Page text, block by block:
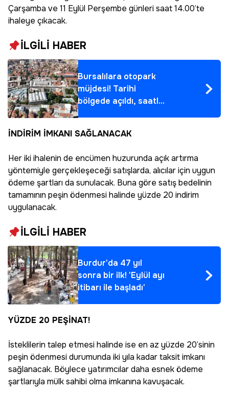
Çarşamba ve 11 Eylül Perşembe günleri saat 14.00’te
ihaleye çıkacak.
İLGİLİ HABER
Bursalılara otopark
müjdesi! Tarihi
bölgede açıldı, saatlik
ücret belli oldu
İNDİRİM İMKANI SAĞLANACAK
Her iki ihalenin de encümen huzurunda açık artırma
yöntemiyle gerçekleşeceği satışlarda, alıcılar için uygun
ödeme şartları da sunulacak. Buna göre satış bedelinin
tamamının peşin ödenmesi halinde yüzde 20 indirim
uygulanacak.
İLGİLİ HABER
Burdur'da 47 yıl
sonra bir ilk! 'Eylül ayı
itibarı ile başladı'
YÜZDE 20 PEŞİNAT!
İsteklilerin talep etmesi halinde ise en az yüzde 20’sinin
peşin ödenmesi durumunda iki yıla kadar taksit imkanı
sağlanacak. Böylece yatırımcılar daha esnek ödeme
şartlarıyla mülk sahibi olma imkanına kavuşacak.